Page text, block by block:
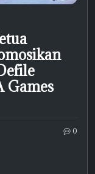
Games
0